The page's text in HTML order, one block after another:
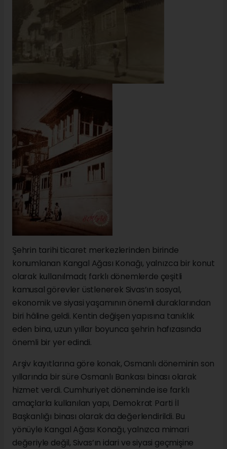
Şehrin tarihi ticaret merkezlerinden birinde
konumlanan Kangal Ağası Konağı, yalnızca bir konut
olarak kullanılmadı; farklı dönemlerde çeşitli
kamusal görevler üstlenerek Sivas’ın sosyal,
ekonomik ve siyasi yaşamının önemli duraklarından
biri hâline geldi. Kentin değişen yapısına tanıklık
eden bina, uzun yıllar boyunca şehrin hafızasında
önemli bir yer edindi.
Arşiv kayıtlarına göre konak, Osmanlı döneminin son
yıllarında bir süre Osmanlı Bankası binası olarak
hizmet verdi. Cumhuriyet döneminde ise farklı
amaçlarla kullanılan yapı, Demokrat Parti İl
Başkanlığı binası olarak da değerlendirildi. Bu
yönüyle Kangal Ağası Konağı, yalnızca mimari
değeriyle değil, Sivas’ın idari ve siyasi geçmişine